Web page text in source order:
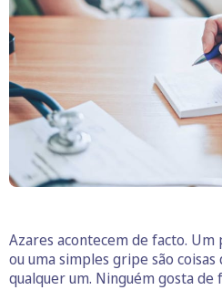
Azares acontecem de facto.
ou uma simples gripe são
qualquer um. Ninguém gosta de